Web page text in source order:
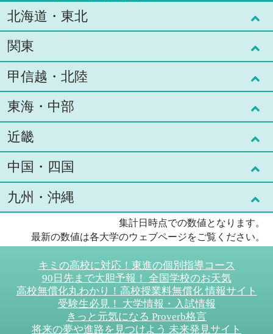
北海道・東北
北海道(7)
青森県(1)
岩手県(2)
宮城県(3)
秋田県(2)
山形県(1)
関東
東京都(59)
神奈川県(5)
茨城県(2)
栃木県(2)
群馬県(2)
甲信越・北陸
新潟県(2)
富山県(1)
石川県(2)
福井県(2)
東海・中部
愛知県(12)
岐阜県(1)
静岡県(3)
近畿
京都府(11)
大阪府(8)
奈良県(4)
和歌山県(2)
中国・四国
鳥取県(1)
広島県(4)
九州・沖縄
長崎県(2)
集計日時点での数値となります。
最新の数値は各大学のウェブページをご覧ください。
キミの高校に対応！東進の個別指導コース
90日先まで大胆予報！ 全国学校のお天気
高校無償化丸わかり！高校授業料無償化 情報サイト
受験生必見！ 大学情報・入試情報
きっと元気になる Proverb格言
将来の夢や進路を見つけよう 未来発見サイト